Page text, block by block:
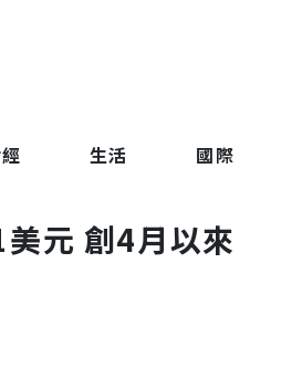
生活 國際
元 創4月以來